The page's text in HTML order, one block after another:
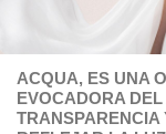
ACQUA, ES UNA
EVOCADORA
TRANSPARENCIA